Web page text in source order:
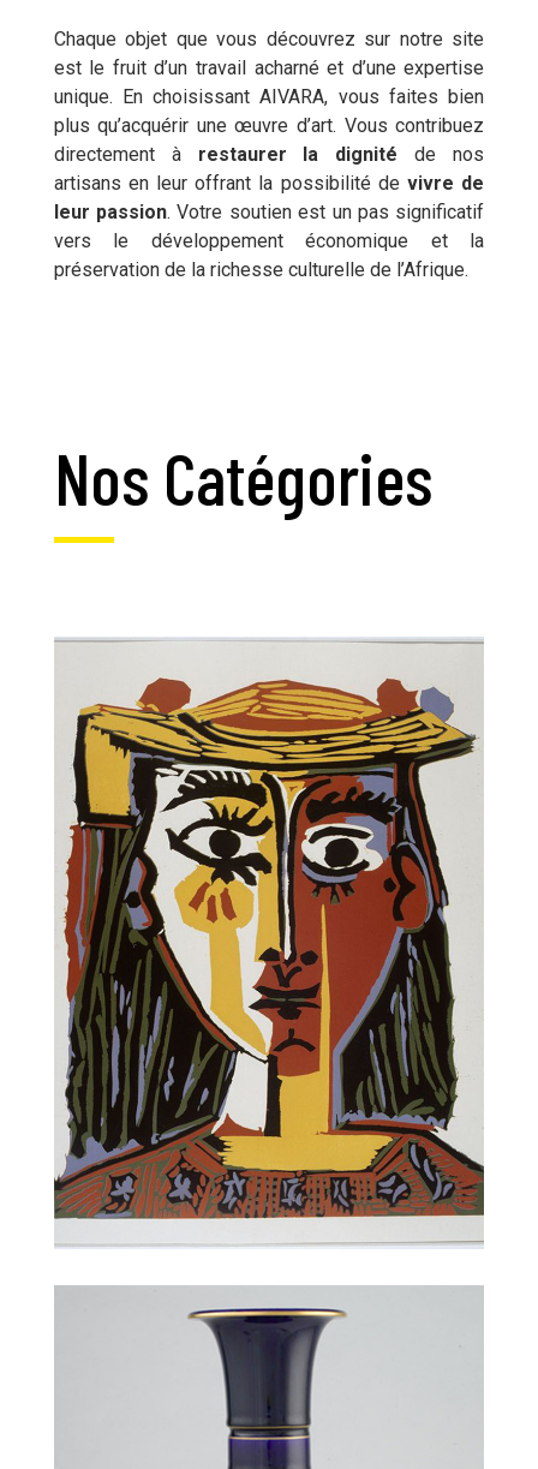
Chaque objet que vous découvrez sur notre site
est le fruit d’un travail acharné et d’une expertise
unique. En choisissant AIVARA, vous faites bien
plus qu’acquérir une œuvre d’art. Vous contribuez
directement à restaurer la dignité de nos
artisans en leur offrant la possibilité devivre de
leur passion. Votre soutien est un pas significatif
vers le développement économique et la
préservation de la richesse culturelle de l’Afrique.
Nos Catégories
Visitez nos tableaux